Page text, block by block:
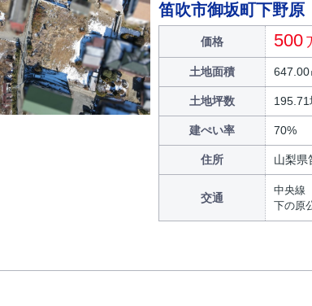
笛吹市御坂町下野
価格 500
土地面積 647.00
土地坪数 195.71
建ぺい率 70%
住所 山梨県
交通
中央線
下の原